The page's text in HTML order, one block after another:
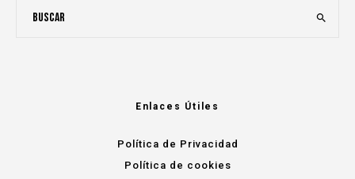
Enlaces Útiles
Política de Privacidad
Política de cookies